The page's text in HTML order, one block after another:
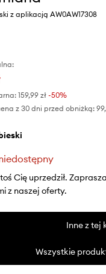
z aplikacją AW0AW17308
159,99 zł-50%
z 30 dni przed obniżką:
Cię uprzedził.
z naszej oferty.
Inne z tej
Wszystkie